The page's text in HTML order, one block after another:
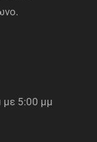
5:00 μμ